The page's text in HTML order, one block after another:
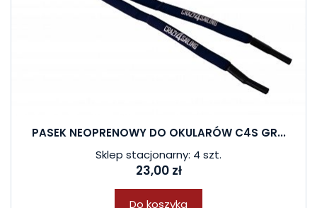
PASEK NEOPRENOWY DO OKULARÓW C4S GR...
Sklep stacjonarny: 4 szt.
23,00 zł
Do koszyka